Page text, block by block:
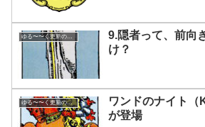
ゆる〜〜く更新の日めくり
9.隠者って、前向
け？
ゆる〜〜く更新の日めくり
ワンドのナイト（
が登場